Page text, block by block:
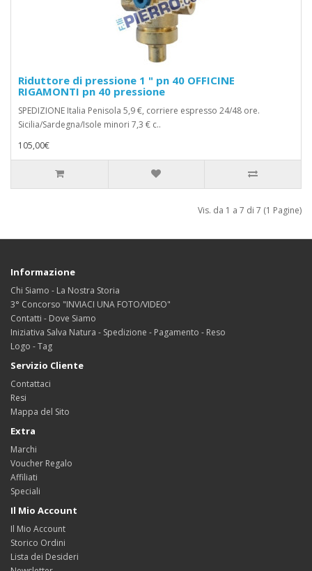
Riduttore di pressione 1 " pn 40 OFFICINE
RIGAMONTI pn 40 pressione
SPEDIZIONE Italia Penisola 5,9 €, corriere espresso 24/48 ore.
Sicilia/Sardegna/Isole minori 7,3 € c..
105,00€
Vis. da 1 a 7 di 7 (1 Pagine)
Informazione
Chi Siamo - La Nostra Storia
3° Concorso "INVIACI UNA FOTO/VIDEO"
Contatti - Dove Siamo
Iniziativa Salva Natura - Spedizione - Pagamento - Reso
Logo - Tag
Servizio Cliente
Contattaci
Resi
Mappa del Sito
Extra
Marchi
Voucher Regalo
Affiliati
Speciali
Il Mio Account
Il Mio Account
Storico Ordini
Lista dei Desideri